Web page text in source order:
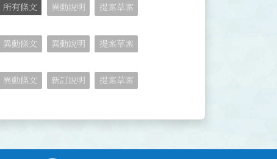
所有條文 異動說明 提案草案
異動條文 異動說明 提案草案
異動條文 新訂說明 提案草案